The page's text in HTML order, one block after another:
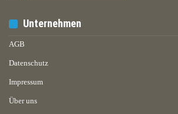
Unternehmen
AGB
Datenschutz
Impressum
Über uns